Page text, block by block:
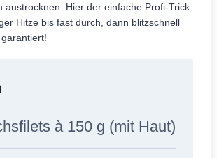
austrocknen. Hier der einfache Profi-Trick:
Hitze bis fast durch, dann blitzschnell
à 150 g (mit Haut)